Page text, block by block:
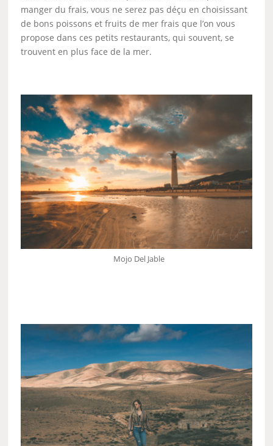
manger du frais, vous ne serez pas déçu en choisissant
de bons poissons et fruits de mer frais que l’on vous
propose dans ces petits restaurants, qui souvent, se
trouvent en plus face de la mer.
Mojo Del Jable